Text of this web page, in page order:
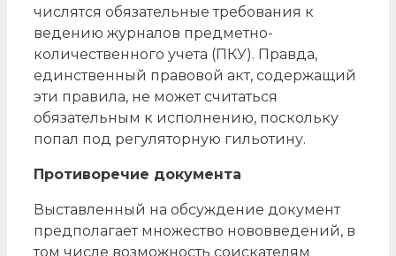
числятся обязательные требования к
ведению журналов предметно-
количественного учета (ПКУ). Правда,
единственный правовой акт, содержащий
эти правила, не может считаться
обязательным к исполнению, поскольку
попал под регуляторную гильотину.
Противоречие документа
Выставленный на обсуждение документ
предполагает множество нововведений, в
том числе возможность соискателям